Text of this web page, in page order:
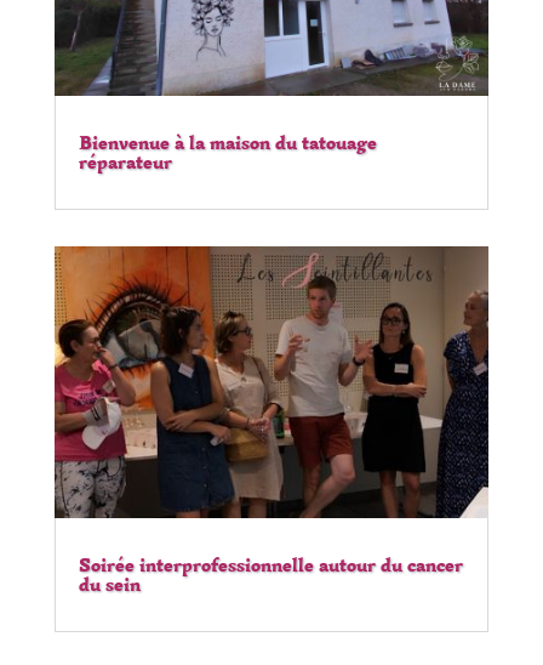
Bienvenue à la maison du tatouage
réparateur
Soirée interprofessionnelle autour du cancer
du sein